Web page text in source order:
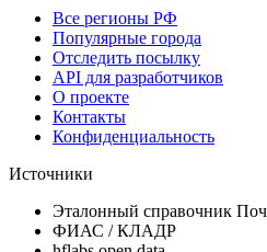
Все регионы РФ
Популярные города
Отследить посылку
API для разработчиков
О проекте
Контакты
Конфиденциальность
Источники
Эталонный справочник
ФИАС / КЛАДР